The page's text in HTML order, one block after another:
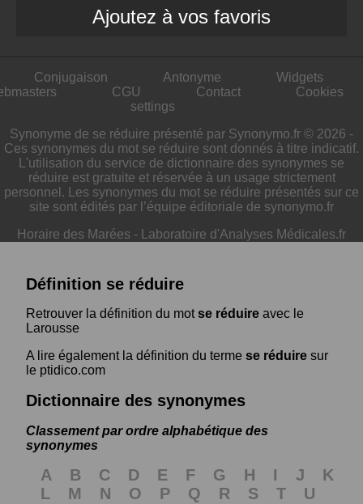
Ajoutez à vos favoris
Conjugaison Antonyme
Widgets
CGU Contact
Cookies
settings
Synonyme de se réduire présenté par Synonymo.fr © 2026 -
Ces synonymes du mot se réduire sont donnés à titre indicatif.
L'utilisation du service de dictionnaire des synonymes se
réduire est gratuite et réservée à un usage strictement
personnel. Les synonymes du mot se réduire présentés sur ce
site sont édités par l’équipe éditoriale de synonymo.fr
Horaire des Marées - Laboratoire d'Analyses Médicales.fr
Définition se réduire
Retrouver la définition du motse réduire avec le
Larousse
A lire également la définition du terme se réduire sur
le ptidico.com
Dictionnaire des synonymes
Classement par ordre alphabétique des
synonymes
A B C D E F G H I J
K
L
M N O P Q R S T
U